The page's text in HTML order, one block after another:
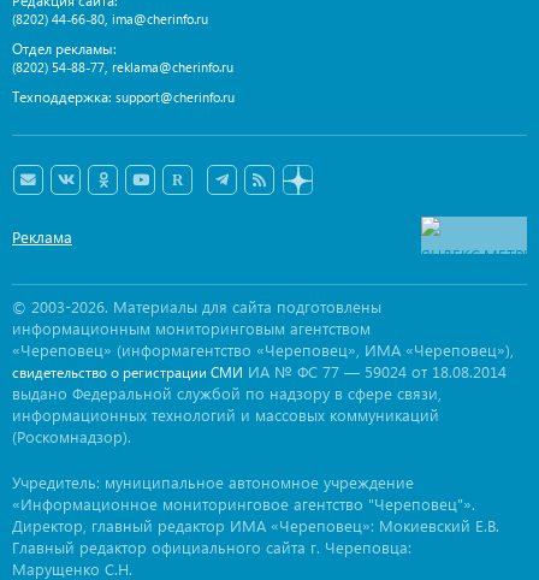
(8202) 44-66-80 ima@cherinfo.ru
Отдел рекламы:
(8202) 54-88-77 reklama@cherinfo.ru
Техподдержка: support@cherinfo.ru
Реклама
© 2003-2026. Материалы для сайта подготовлены
информационным мониторинговым агентством
«Череповец» (информагентство «Череповец», ИМА «Череповец»),
свидетельство о регистрации СМИ ИА № ФС 77 — 59024 от 18.08.2014
выдано Федеральной службой по надзору в сфере связи,
информационных технологий и массовых коммуникаций
(Роскомнадзор).
Учредитель: муниципальное автономное учреждение
«Информационное мониторинговое агентство "Череповец"».
Директор, главный редактор ИМА «Череповец»: Мокиевский Е.В.
Главный редактор официального сайта г. Череповца:
Марущенко С.Н.